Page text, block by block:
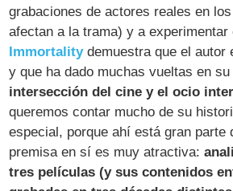
grabaciones de actores reales en
afectan a la trama) y a
Immortalitydemuestra que el autor
y que ha dado muchas vueltas en
intersección del cine y el ocio
queremos contar mucho de su
especial, porque ahí está gran parte
premisa en sí es muy atractiva:
tres películas (y sus contenidos